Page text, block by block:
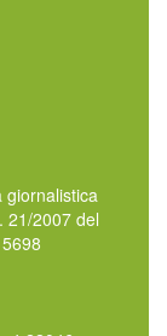
giornalistica
21/2007 del